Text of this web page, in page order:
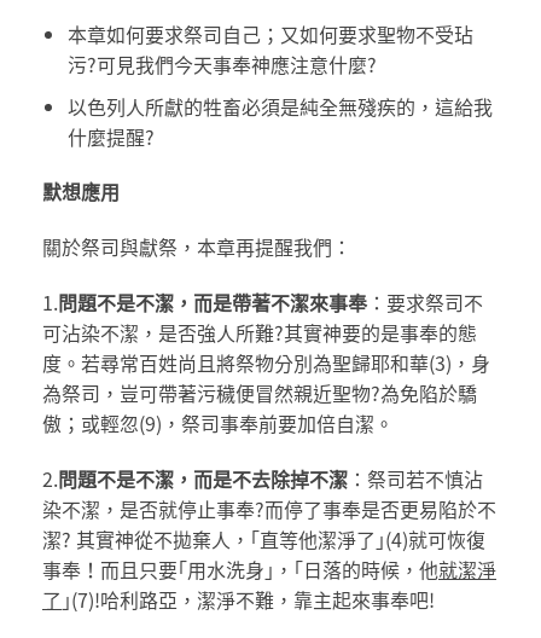
本章如何要求祭司自己；又如何要求聖物不受玷
污?可見我們今天事奉神應注意什麼?
以色列人所獻的牲畜必須是純全無殘疾的，這給我
什麼提醒?
默想應用
關於祭司與獻祭，本章再提醒我們：
1.問題不是不潔，而是帶著不潔來事奉 ：要求祭司不
可沾染不潔，是否強人所難?其實神要的是事奉的態
度。若尋常百姓尚且將祭物分別為聖歸耶和華(3)，身
為祭司，豈可帶著污穢便冒然親近聖物?為免陷於驕
傲；或輕忽(9)，祭司事奉前要加倍自潔。
2.問題不是不潔，而是不去除掉不潔 ：祭司若不慎沾
染不潔，是否就停止事奉?而停了事奉是否更易陷於不
潔? 其實神從不拋棄人，｢直等他潔淨了｣(4)就可恢復
事奉！而且只要｢用水洗身｣，｢日落的時候，他就潔淨
了 ｣(7)!哈利路亞，潔淨不難，靠主起來事奉吧!